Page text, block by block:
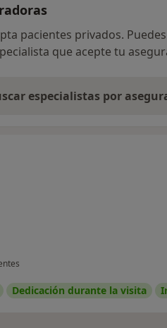
pacientes privados.
que acepte tu
especialistas por
Dedicación durante la visita